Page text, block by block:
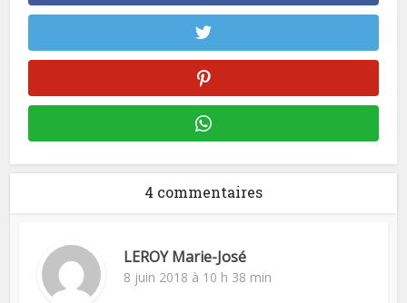
4 commentaires
LEROY Marie-José
8 juin 2018 à 10 h 38 min